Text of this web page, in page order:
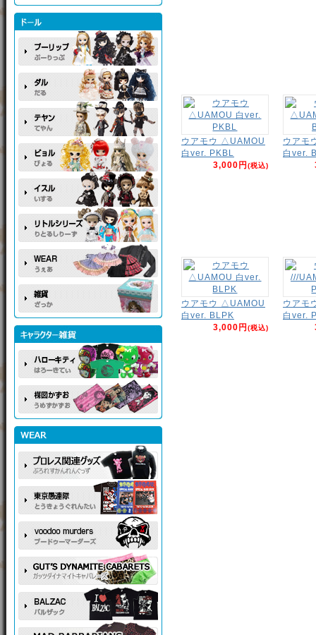
ウアモウ △UAMOU
白ver. PKBL
3,000円(税込)
ウアモ
白ver.
ウアモウ △UAMOU
白ver. BLPK
3,000円(税込)
ウアモ
白ver.